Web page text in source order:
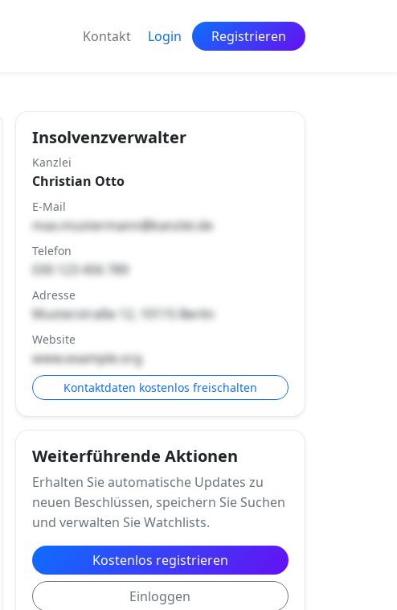
Kontakt Login Registrieren
Insolvenzverwalter
Kanzlei
Christian Otto
E-Mail
max.mustermann@kanzlei.de
Telefon
030 123 456 789
Adresse
Musterstraße 12, 10115 Berlin
Website
www.example.org
Kontaktdaten kostenlos freischalten
Weiterführende Aktionen
Erhalten Sie automatische Updates zu
neuen Beschlüssen, speichern Sie Suchen
und verwalten Sie Watchlists.
Kostenlos registrieren
Einloggen